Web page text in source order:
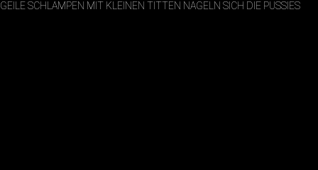
GEILE SCHLAMPEN MIT KLEINEN TITTEN NAGELN SICH DIE PUSSIES